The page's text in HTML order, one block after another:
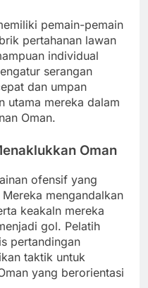
pemain-pemain
pertahanan lawan
individual
serangan
dan umpan
utama mereka dalam
Oman.
Oman
ofensif yang
mengandalkan
keakaln mereka
gol. Pelatih
pertandingan
taktik untuk
yang berorientasi